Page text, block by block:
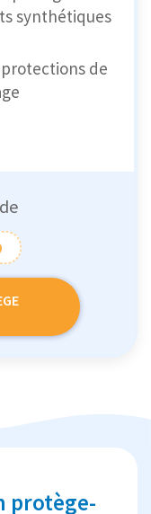
synthétiques
de
protège-